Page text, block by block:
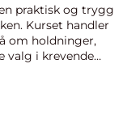
praktisk og trygg
Kurset handler
om holdninger,
valg i krevende